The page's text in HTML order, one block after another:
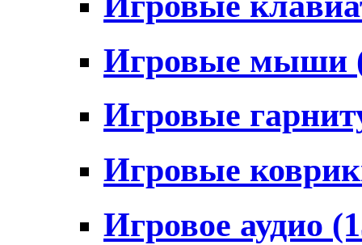
Игровые мыши
Игровые
Игровые
Игровое аудио